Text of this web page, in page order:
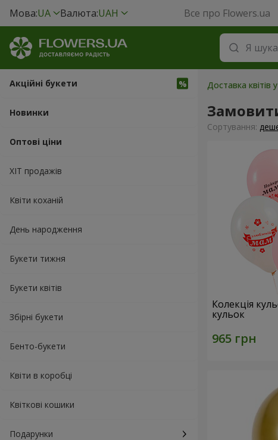
Мова:UA Валюта:UAH Все про Flowers.ua
Акційні букети
Новинки
Оптові ціни
ХІТ продажів
Квіти коханій
День народження
Букети тижня
Букети квітів
Збірні букети
Бенто-букети
Квіти в коробці
Квіткові кошики
Подарунки
Доставка квітів
Сортування:
Колекція
кульок